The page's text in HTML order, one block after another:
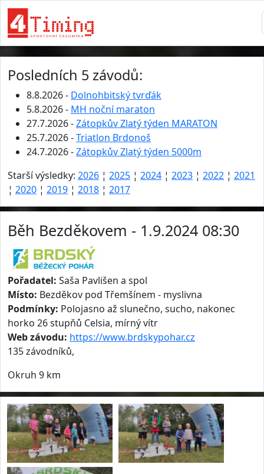
Posledních 5 závodů:
8.8.2026 - Dolnohbitský tvrďák
5.8.2026 - MH noční maraton
27.7.2026 -Zátopkův Zlatý týden MARATON
25.7.2026 -Triatlon Brdonoš
24.7.2026 -Zátopkův Zlatý týden 5000m
Starší výsledky: 2026 ¦ 2025 ¦ 2024 ¦ 2023 ¦ 2022 ¦ 2021
¦ 2020 ¦ 2019 ¦ 2018 ¦ 2017
Běh Bezděkovem - 1.9.2024 08:30
Pořadatel: Saša Pavlišen a spol
Místo: Bezděkov pod Třemšínem - myslivna
Podmínky: Polojasno až slunečno, sucho, nakonec
horko 26 stupňů Celsia, mírný vítr
Web závodu: https://www.brdskypohar.cz
135 závodníků,
Okruh 9 km